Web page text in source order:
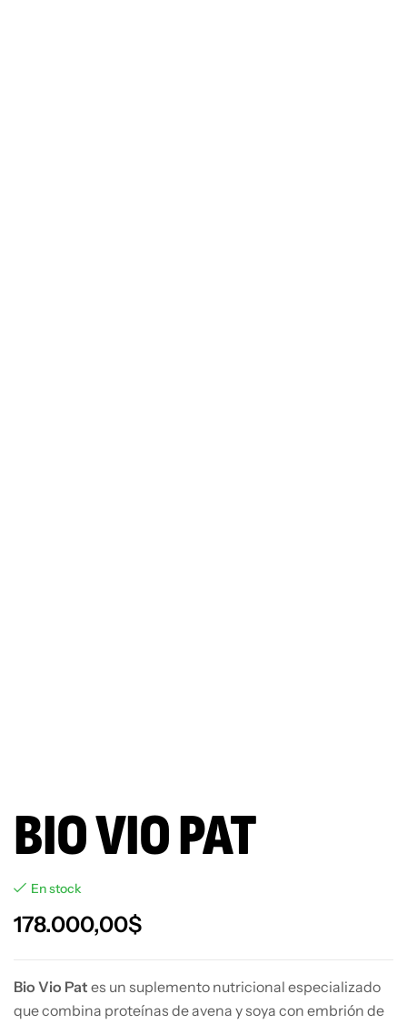
BIO VIO PAT
En stock
178.000,00$
Bio Vio Pat es un suplemento nutricional especializado
que combina proteínas de avena y soya con embrión de